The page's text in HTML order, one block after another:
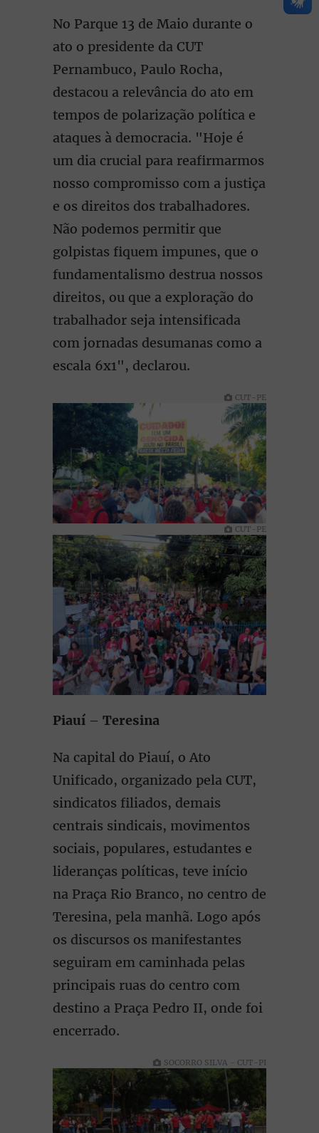
No Parque 13 de Maio durante o
ato o presidente da CUT
Pernambuco, Paulo Rocha,
destacou a relevância do ato em
tempos de polarização política e
ataques à democracia. "Hoje é
um dia crucial para reafirmarmos
nosso compromisso com a justiça
e os direitos dos trabalhadores.
Não podemos permitir que
golpistas fiquem impunes, que o
fundamentalismo destrua nossos
direitos, ou que a exploração do
trabalhador seja intensificada
com jornadas desumanas como a
escala 6x1", declarou.
CUT-PE
CUT-PE
Piauí – Teresina
Na capital do Piauí, o Ato
Unificado, organizado pela CUT,
sindicatos filiados, demais
centrais sindicais, movimentos
sociais, populares, estudantes e
lideranças políticas, teve início
na Praça Rio Branco, no centro de
Teresina, pela manhã. Logo após
os discursos os manifestantes
seguiram em caminhada pelas
principais ruas do centro com
destino a Praça Pedro II, onde foi
encerrado.
SOCORRO SILVA - CUT-PI